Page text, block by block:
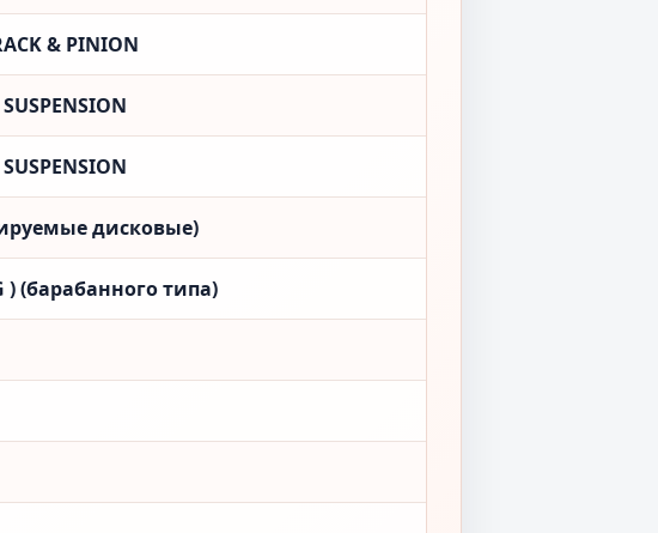
& PINION
дисковые)
) (барабанного типа)